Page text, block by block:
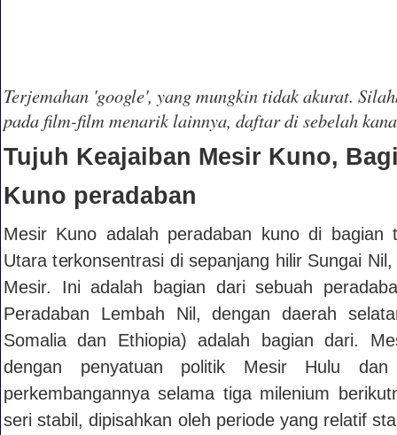
Terjemahan 'google', yang mungkin tidak akurat.
pada film-film menarik lainnya, daftar di sebelah
Tujuh Keajaiban Mesir Kuno,
Kuno peradaban
Mesir Kuno adalah peradaban kuno di bagian
Utara terkonsentrasi di sepanjang hilir Sungai
Mesir. Ini adalah bagian dari sebuah
Peradaban Lembah Nil, dengan daerah
Somalia dan Ethiopia) adalah bagian dari.
dengan penyatuan politik Mesir Hulu
perkembangannya selama tiga milenium
seri stabil, dipisahkan oleh periode yang relatif